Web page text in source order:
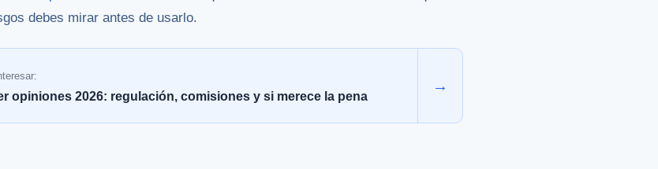
debes mirar antes de usarlo.
opiniones 2026: regulación, comisiones y si merece la pena
→